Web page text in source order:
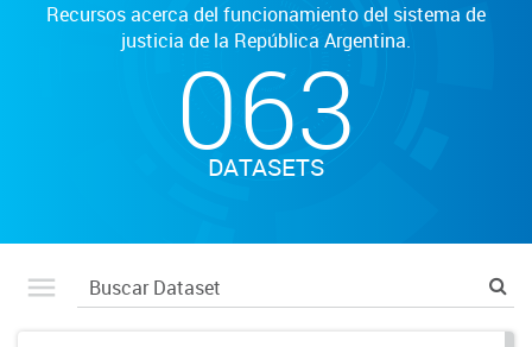
Recursos acerca del funcionamiento del sistema de
justicia de la República Argentina.
063
DATASETS